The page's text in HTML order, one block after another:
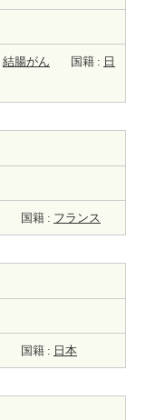
結腸がん 国籍 : 日
国籍 : フランス
国籍 : 日本